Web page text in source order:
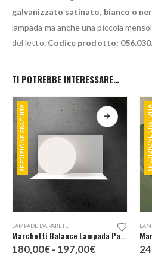
galvanizzato satinato, bianco o
lampada ma anche una piccola
del letto. Codice prodotto:
TI POTREBBE INTERESSARE…
SPEDIZIONE GRATUITA
Questo prodotto ha più varianti. Le opzioni possono essere scelte nella pagina del prodotto
LAMPADE DA PARETE
Marchetti Balance Lampada Parete SX
180,00€ - 197,00€Fascia
SPEDIZIONE GRATUITA
Questo prodotto ha più